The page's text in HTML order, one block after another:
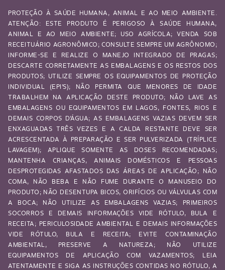
PROTEÇÃO À SAÚDE HUMANA, ANIMAL E AO MEIO AMBIENTE.
ATENÇÃO: ESTE PRODUTO É PERIGOSO À SAÚDE HUMANA,
ANIMAL E AO MEIO AMBIENTE; USO AGRÍCOLA; VENDA SOB
RECEITUÁRIO AGRONÔMICO; CONSULTE SEMPRE UM AGRÔNOMO;
INFORME-SE E REALIZE O MANEJO INTEGRADO DE PRAGAS;
DESCARTE CORRETAMENTE AS EMBALAGENS E OS RESTOS DOS
PRODUTOS; UTILIZE SEMPRE OS EQUIPAMENTOS DE PROTEÇÃO
INDIVIDUAL (EPI’S); NÃO PERMITA QUE MENORES DE IDADE
TRABALHEM NA APLICAÇÃO DESTE PRODUTO; NÃO LAVE AS
EMBALAGENS OU EQUIPAMENTOS EM LAGOS, FONTES, RIOS E
DEMAIS CORPOS D’ÁGUA; AS EMBALAGENS VAZIAS DEVEM SER
ENXAGUADAS TRÊS VEZES E A CALDA RESTANTE DEVE SER
ACRESCENTADA À PREPARAÇÃO E SER PULVERIZADA (TRÍPLICE
LAVAGEM); APLIQUE SOMENTE AS DOSES RECOMENDADAS;
MANTENHA CRIANÇAS, ANIMAIS DOMÉSTICOS E PESSOAS
DESPROTEGIDAS AFASTADOS DAS ÁREAS DE APLICAÇÃO; NÃO
COMA, NÃO BEBA E NÃO FUME DURANTE O MANUSEIO DO
PRODUTO; NÃO DESENTUPA BICOS, ORIFÍCIOS OU VÁLVULAS COM
A BOCA; NÃO UTILIZE AS EMBALAGENS VAZIAS; PRIMEIROS
SOCORROS E DEMAIS INFORMAÇÕES VIDE RÓTULO, BULA E
RECEITA; PERICULOSIDADE AMBIENTAL E DEMAIS INFORMAÇÕES
VIDE RÓTULO, BULA E RECEITA; EVITE CONTAMINAÇÃO
AMBIENTAL, PRESERVE A NATUREZA; NÃO UTILIZE
EQUIPAMENTOS DE APLICAÇÃO COM VAZAMENTOS; LEIA
ATENTAMENTE E SIGA AS INSTRUÇÕES CONTIDAS NO RÓTULO, A